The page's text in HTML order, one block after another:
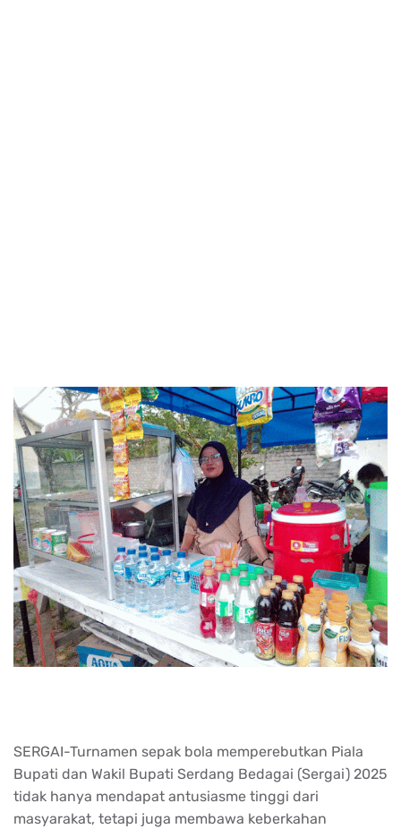
SERGAI-Turnamen sepak bola memperebutkan Piala
Bupati dan Wakil Bupati Serdang Bedagai (Sergai) 2025
tidak hanya mendapat antusiasme tinggi dari
masyarakat, tetapi juga membawa keberkahan